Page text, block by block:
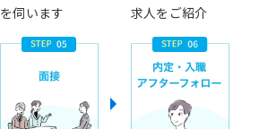
を伺います
求人をご紹介